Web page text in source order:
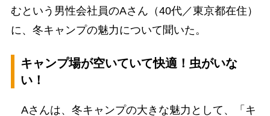
むという男性会社員のAさん（40代／東京都在住）
に、冬キャンプの魅力について聞いた。
キャンプ場が空いていて快適！虫がいな
い！
Aさんは、冬キャンプの大きな魅力として、「キ